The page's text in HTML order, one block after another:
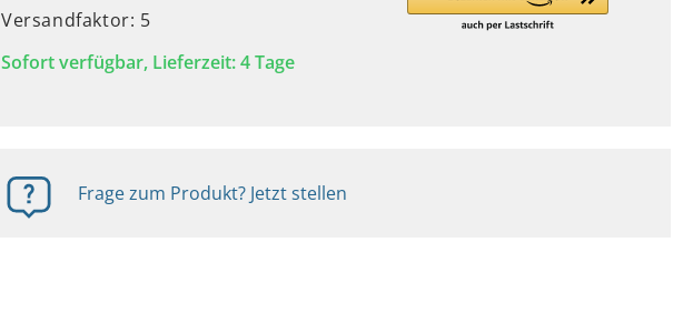
Versandfaktor: 5
Sofort verfügbar, Lieferzeit: 4 Tage
Frage zum Produkt? Jetzt stellen